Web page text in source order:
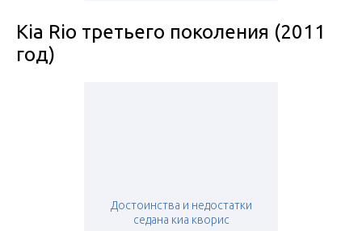
Kia Rio третьего поколения (2011
год)
Достоинства и недостатки
седана киа кворис